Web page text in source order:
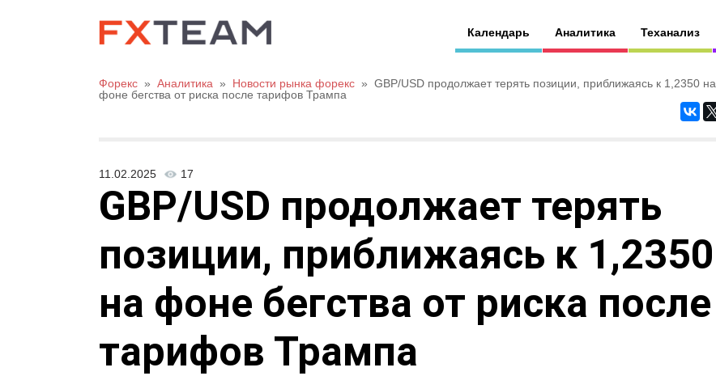
Календарь Аналитика Теханализ
Форекс » Аналитика » Новости рынка форекс » GBP/USD продолжает терять позиции, приближаясь к 1,2350 на
фоне бегства от риска после тарифов Трампа
11.02.2025 17
GBP/USD продолжает терять
позиции, приближаясь к 1,2350
на фоне бегства от риска после
тарифов Трампа